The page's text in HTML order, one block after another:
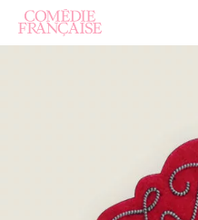
Rechercher
La Comédie-
Française
transforme
l'essai
Panneau de gestion des cookies